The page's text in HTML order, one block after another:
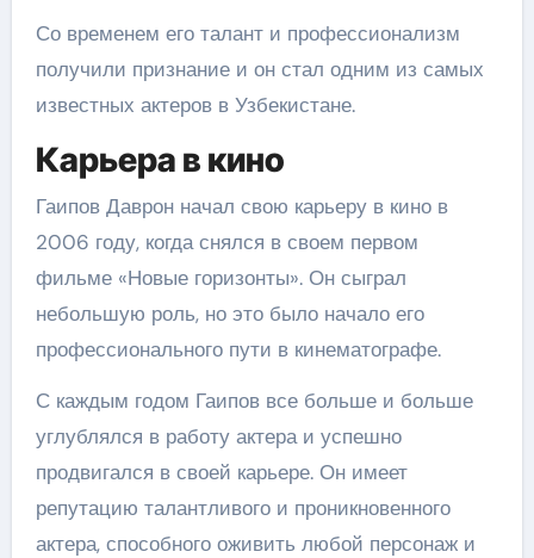
Со временем его талант и профессионализм
получили признание и он стал одним из самых
известных актеров в Узбекистане.
Карьера в кино
Гаипов Даврон начал свою карьеру в кино в
2006 году, когда снялся в своем первом
фильме «Новые горизонты». Он сыграл
небольшую роль, но это было начало его
профессионального пути в кинематографе.
С каждым годом Гаипов все больше и больше
углублялся в работу актера и успешно
продвигался в своей карьере. Он имеет
репутацию талантливого и проникновенного
актера, способного оживить любой персонаж и